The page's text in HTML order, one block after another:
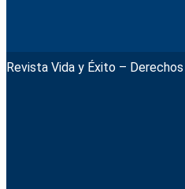
Revista Vida y Éxito –